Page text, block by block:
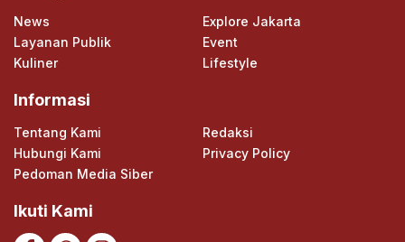
News
Explore Jakarta
Layanan Publik
Event
Kuliner
Lifestyle
Informasi
Tentang Kami
Redaksi
Hubungi Kami
Privacy Policy
Pedoman Media Siber
Ikuti Kami